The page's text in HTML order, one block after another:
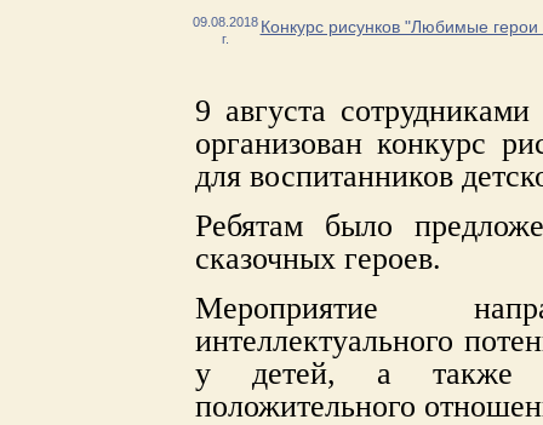
09.08.2018
г.
Конкурс рисунков "Любимые герои
9 августа
организован конкурс
для воспитанников
Ребятам было
сказочных героев.
Мероприятие
интеллектуального
у детей, а также
положительного